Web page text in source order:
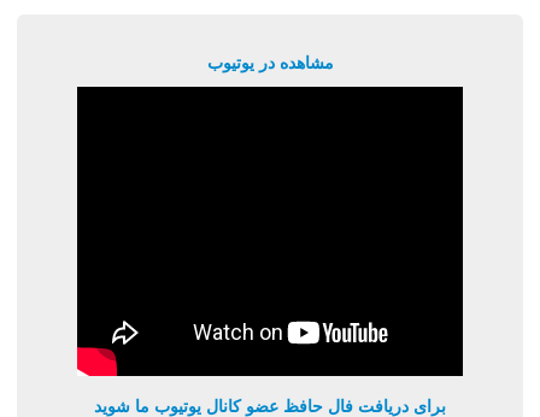
مشاهده در یوتیوب
برای دریافت فال حافظ عضو کانال یوتیوب ما شوید